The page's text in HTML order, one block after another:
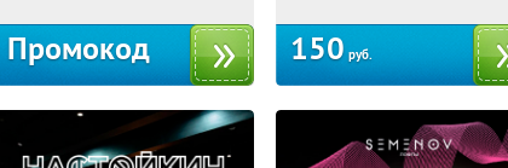
Промокод 150 руб.